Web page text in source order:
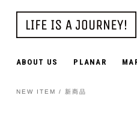
ABOUT US PLANAR
NEW ITEM / 新商品